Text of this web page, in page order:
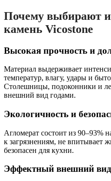
Почему выбирают
камень Vicostone
Высокая прочность и
Материал выдерживает
температур, влагу, удары и
Столешницы, подоконники и
внешний вид годами.
Экологичность и
Агломерат состоит из 90–93%
к загрязнениям, не впитывает
безопасен для кухни.
Эффектный внешний вид